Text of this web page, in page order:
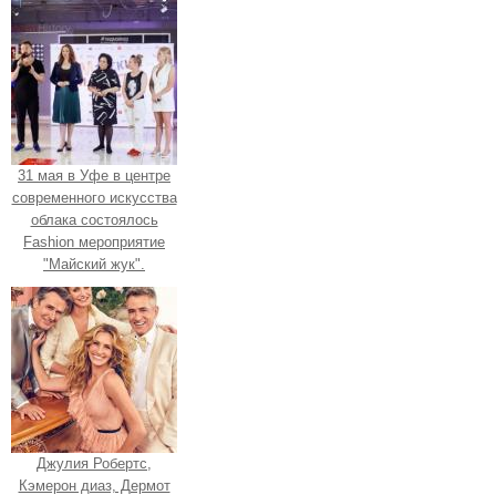
31 мая в Уфе в центре
современного искусства
облака состоялось
Fashion мероприятие
"Майский жук".
Джулия Робертс,
Кэмерон диаз, Дермот